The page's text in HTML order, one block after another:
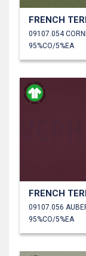
09107.054
95%CO/5%EA
09107.056
95%CO/5%EA